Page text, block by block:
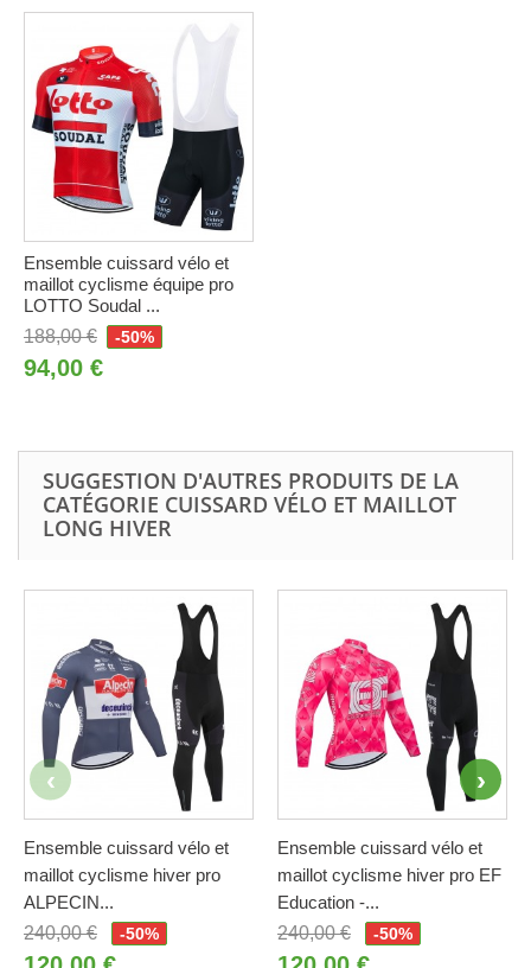
Ensemble cuissard vélo et
maillot cyclisme équipe pro
LOTTO Soudal ...
188,00 €
-50%
94,00 €
SUGGESTION D'AUTRES PRODUITS DE LA
CATÉGORIE CUISSARD VÉLO ET MAILLOT
LONG HIVER
Ensemble cuissard vélo et
maillot cyclisme hiver pro
ALPECIN...
240,00 €
-50%
Ensemble cuissard vélo et
maillot cyclisme hiver pro EF
Education -...
240,00 €
-50%